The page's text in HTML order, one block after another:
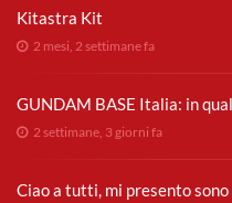
Kitastra Kit
2 mesi, 2 settimane fa
GUNDAM BASE Italia: in
2 settimane, 3 giorni fa
Ciao a tutti, mi presento sono